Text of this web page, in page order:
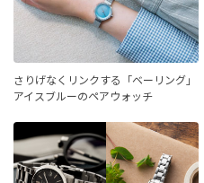
さりげなくリンクする「ベーリング」
アイスブルーのペアウォッチ